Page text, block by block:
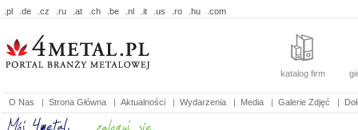
.pl .de .cz .ru .at .ch .be .nl .it .us .ro .hu .com
katalog firm
O Nas | Strona Główna | Aktualności | Wydarzenia | Media | Galerie Zdjęć |